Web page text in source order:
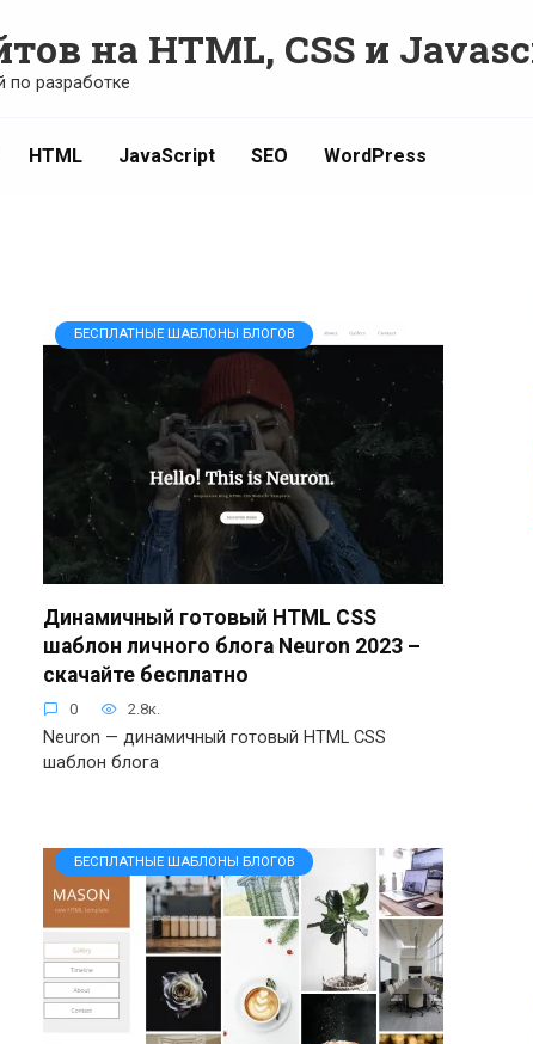
на HTML, CSS и
по разработке
HTML JavaScript SEO WordPress
БЕСПЛАТНЫЕ ШАБЛОНЫ БЛОГОВ
Динамичный готовый HTML CSS
шаблон личного блога Neuron 2023 –
скачайте бесплатно
0 2.8к.
Neuron — динамичный готовый HTML CSS
шаблон блога
БЕСПЛАТНЫЕ ШАБЛОНЫ БЛОГОВ